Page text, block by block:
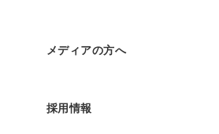
メディアの方へ
採用情報